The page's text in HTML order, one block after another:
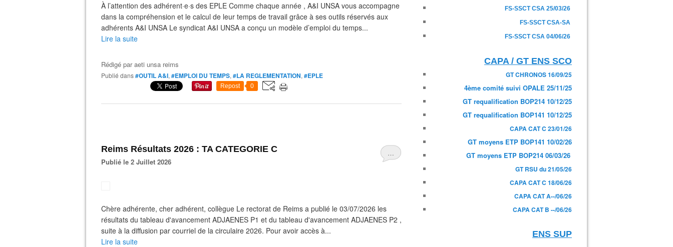
À l’attention des adhérent·e·s des EPLE Comme chaque année , A&I UNSA vous accompagne
dans la compréhension et le calcul de leur temps de travail grâce à ses outils réservés aux
adhérents A&I UNSA Le syndicat A&I UNSA a conçu un modèle d’emploi du temps...
Lire la suite
Rédigé paraeti unsa reims
Publié dans#OUTIL A&I, #EMPLOI DU TEMPS, #LA REGLEMENTATION, #EPLE
Repost 0
…
Reims Résultats 2026 : TA CATEGORIE C
Publié le 2 Juillet 2026
Chère adhérente, cher adhérent, collègue Le rectorat de Reims a publié le 03/07/2026 les
résultats du tableau d'avancement ADJAENES P1 et du tableau d'avancement ADJAENES P2 ,
suite à la diffusion par courriel de la circulaire 2026. Pour avoir accès à...
Lire la suite
FS-SSCT CSA 25/03/26
FS-SSCT CSA-SA
FS-SSCT CSA 04/06/26
CAPA / GT ENS SCO
GT CHRONOS 16/09/25
4ème comité suivi OPALE 25/11/25
GT requalification BOP214 10/12/25
GT requalification BOP141 10/12/25
CAPA CAT C 23/01/26
GT moyens ETP BOP141 10/02/26
GT moyens ETP BOP214 06/03/26
GT RSU du 21/05/26
CAPA CAT C 18/06/26
CAPA CAT A--/06/26
CAPA CAT B --/06/26
ENS SUP